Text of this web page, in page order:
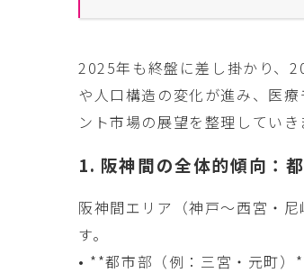
2025年も終盤に差し掛かり、
や人口構造の変化が進み、医
ント市場の展望を整理していき
1. 阪神間の全体的傾向：
阪神間エリア（神戸〜西宮・
す。
• **都市部（例：三宮・元町）